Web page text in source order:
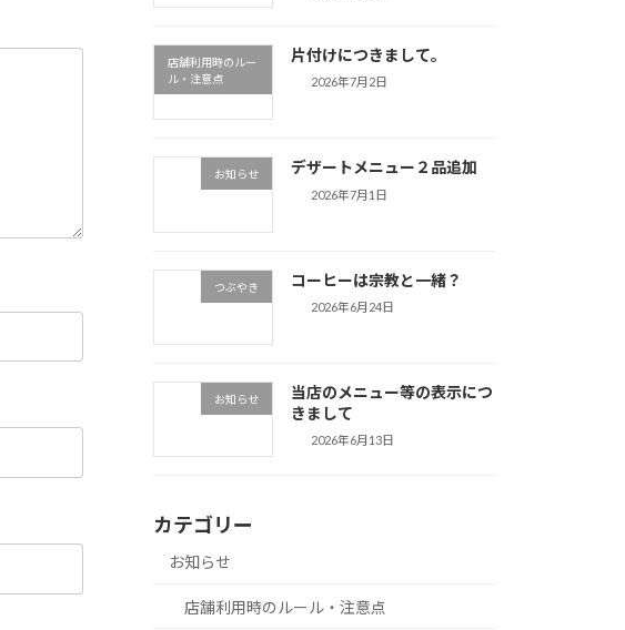
店舗利用時のルー
ル・注意点
片付けにつきまして。
2026年7月2日
お知らせ デザートメニュー２品追加
2026年7月1日
つぶやき コーヒーは宗教と一緒？
2026年6月24日
お知らせ
当店のメニュー等の表示につ
きまして
2026年6月13日
カテゴリー
お知らせ
店舗利用時のルール・注意点